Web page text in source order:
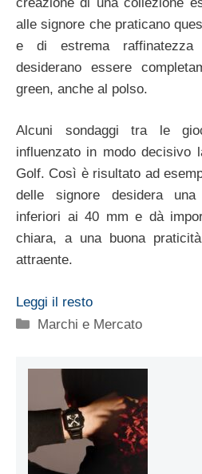
alle signore che praticano
e di estrema
desiderano essere
green, anche al polso.
Alcuni sondaggi tra le
influenzato in modo decisivo
Golf. Così è risultato ad
delle signore desidera
inferiori ai 40 mm e dà
chiara, a una buona
attraente.
Leggi il resto
Categorie
Marchi e Mercato